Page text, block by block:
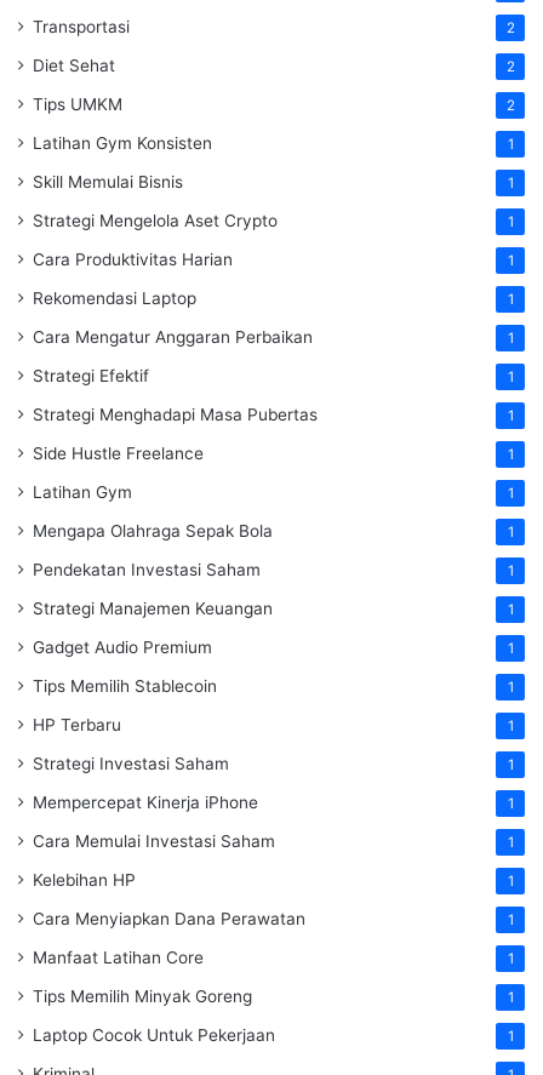
Transportasi 2
Diet Sehat 2
Tips UMKM 2
Latihan Gym Konsisten 1
Skill Memulai Bisnis 1
Strategi Mengelola Aset Crypto 1
Cara Produktivitas Harian 1
Rekomendasi Laptop 1
Cara Mengatur Anggaran Perbaikan 1
Strategi Efektif 1
Strategi Menghadapi Masa Pubertas 1
Side Hustle Freelance 1
Latihan Gym 1
Mengapa Olahraga Sepak Bola 1
Pendekatan Investasi Saham 1
Strategi Manajemen Keuangan 1
Gadget Audio Premium 1
Tips Memilih Stablecoin 1
HP Terbaru 1
Strategi Investasi Saham 1
Mempercepat Kinerja iPhone 1
Cara Memulai Investasi Saham 1
Kelebihan HP 1
Cara Menyiapkan Dana Perawatan 1
Manfaat Latihan Core 1
Tips Memilih Minyak Goreng 1
Laptop Cocok Untuk Pekerjaan 1